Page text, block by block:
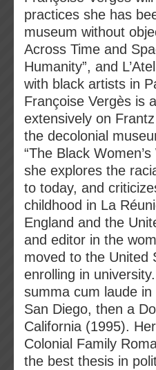
practices she has
museum without
Across Time and
Humanity”, and
with black artists in
Françoise Vergès is
extensively on
the decolonial
“The Black
she explores the
to today, and
childhood in La
England and the
and editor in the
moved to the United
enrolling in
summa cum laude in
San Diego, then a
California (1995).
Colonial Family
the best thesis in